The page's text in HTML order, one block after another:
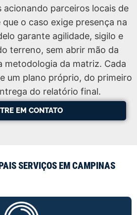
acionando parceiros locais de
o caso exige presença na
garante agilidade, sigilo e
terreno, sem abrir mão da
metodologia da matriz. Cada
um plano próprio, do primeiro
do relatório final.
EM CONTATO
SERVIÇOS EM CAMPINAS